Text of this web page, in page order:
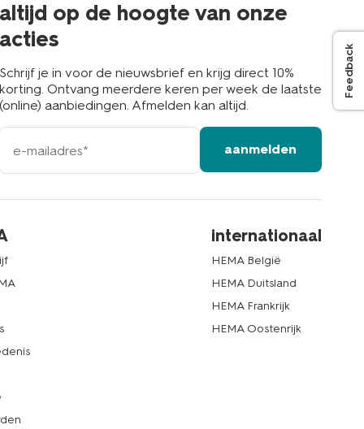
Feedback
altijd op de hoogte van onze
acties
Schrijf je in voor de nieuwsbrief en krijg direct 10%
korting. Ontvang meerdere keren per week de laatste
(online) aanbiedingen. Afmelden kan altijd.
e-
mailadres
aanmelden
internationaal
HEMA België
HEMA Duitsland
HEMA Frankrijk
HEMA Oostenrijk